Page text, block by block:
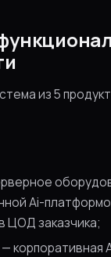
из 5
Ai-
ЦОД заказчика;
— корпоративная